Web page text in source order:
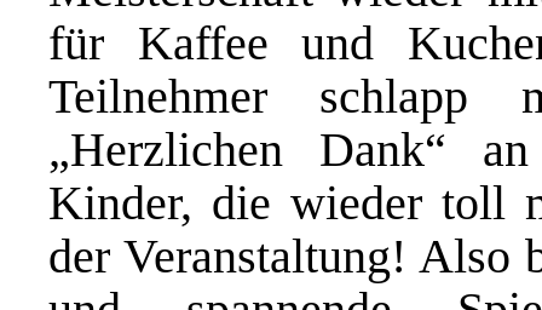
für Kaffee und
Teilnehmer
„Herzlichen Dank“
Kinder, die wieder toll
der Veranstaltung! Also